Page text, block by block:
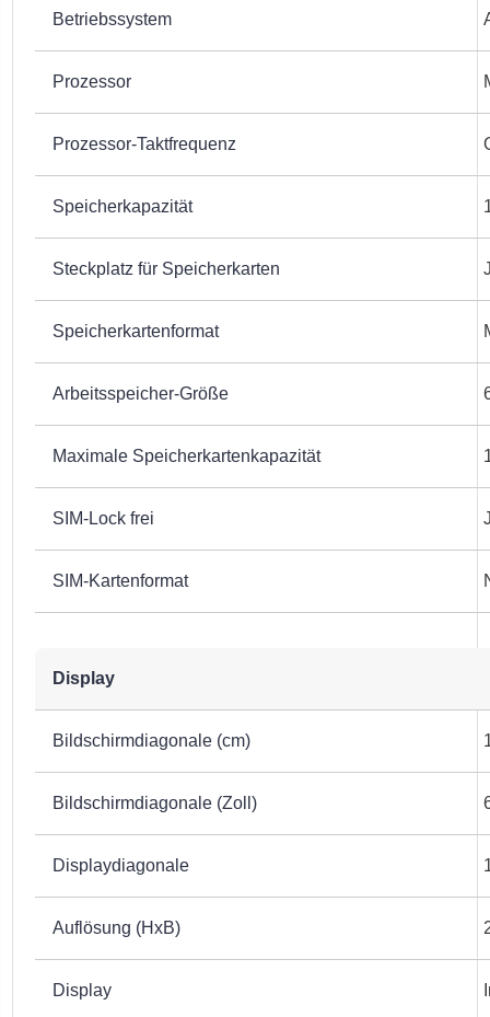
Betriebssystem
Prozessor
Prozessor-Taktfrequenz
Speicherkapazität
Steckplatz für Speicherkarten
Speicherkartenformat
Arbeitsspeicher-Größe
Maximale Speicherkartenkapazität
SIM-Lock frei
SIM-Kartenformat
Display
Bildschirmdiagonale (cm)
Bildschirmdiagonale (Zoll)
Displaydiagonale
Auflösung (HxB)
Display